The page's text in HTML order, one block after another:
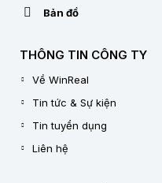
Bản đồ
THÔNG TIN CÔNG TY
Về WinReal
Tin tức & Sự kiện
Tin tuyển dụng
Liên hệ